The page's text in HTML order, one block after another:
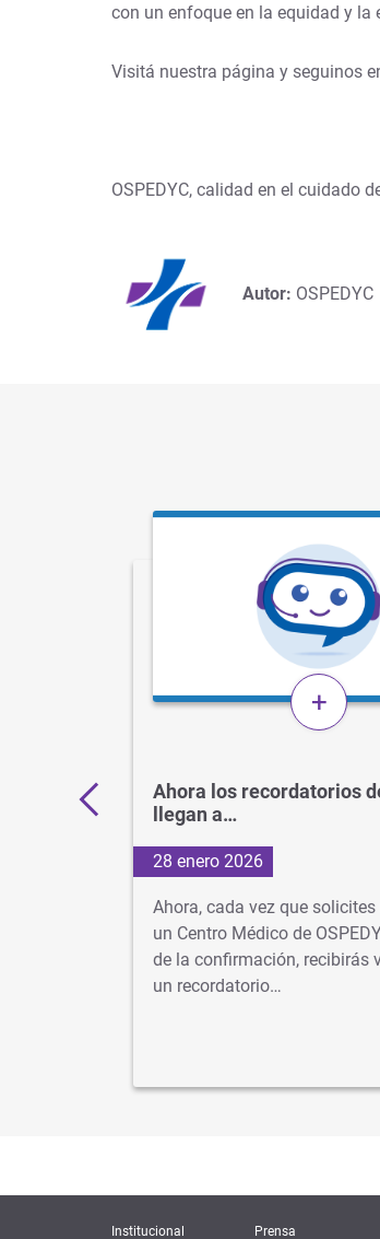
con un enfoque en la equidad y la
Visitá nuestra página y seguinos
OSPEDYC, calidad en el cuidado
Autor: OSPEDYC
+
Ahora los recordatorios
llegan a…
28 enero 2026
Ahora, cada vez que
un Centro Médico de
de la confirmación, recibirás
un recordatorio…
Institucional Prensa